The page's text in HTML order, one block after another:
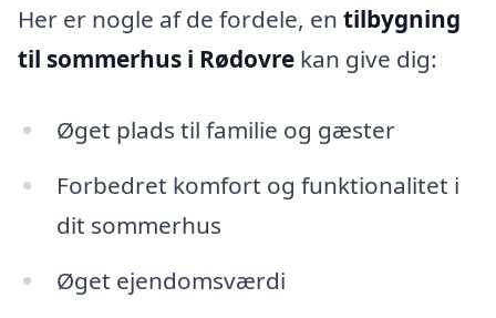
Her er nogle af de fordele, en tilbygning
til sommerhus i Rødovre kan give dig:
Øget plads til familie og gæster
Forbedret komfort og funktionalitet i
dit sommerhus
Øget ejendomsværdi